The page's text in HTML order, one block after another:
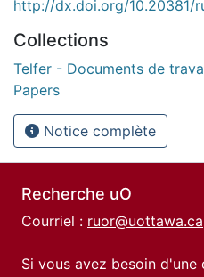
http://dx.doi.org/10.20381/
Collections
Telfer - Documents de
Papers
Notice complète
Recherche uO
Courriel : ruor@uottawa.ca
Si vous avez besoin